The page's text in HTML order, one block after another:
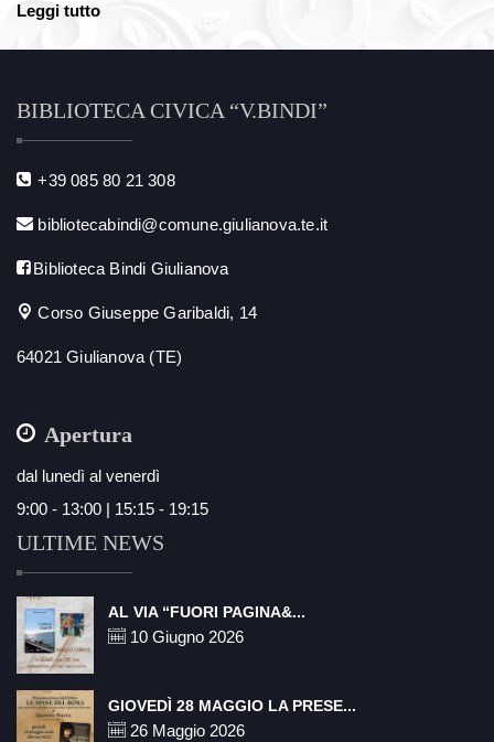
Leggi tutto
BIBLIOTECA CIVICA “V.BINDI”
+39 085 80 21 308
bibliotecabindi@comune.giulianova.te.it
Biblioteca Bindi Giulianova
Corso Giuseppe Garibaldi, 14
64021 Giulianova (TE)
Apertura
dal lunedì al venerdì
9:00 - 13:00 | 15:15 - 19:15
ULTIME NEWS
AL VIA “FUORI PAGINA&...
10 Giugno 2026
GIOVEDÌ 28 MAGGIO LA PRESE...
26 Maggio 2026